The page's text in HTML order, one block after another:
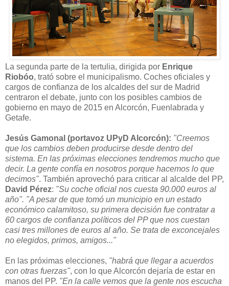
La segunda parte de la tertulia, dirigida por Enrique
Riobóo, trató sobre el municipalismo. Coches oficiales y
cargos de confianza de los alcaldes del sur de Madrid
centraron el debate, junto con los posibles cambios de
gobierno en mayo de 2015 en Alcorcón, Fuenlabrada y
Getafe.
Jesús Gamonal (portavoz UPyD Alcorcón): "Creemos
que los cambios deben producirse desde dentro del
sistema. En las próximas elecciones tendremos mucho que
decir. La gente confía en nosotros porque hacemos lo que
decimos". También aprovechó para criticar al alcalde del PP,
David Pérez: "Su coche oficial nos cuesta 90.000 euros al
año". "A pesar de que tomó un municipio en un estado
económico calamitoso, su primera decisión fue contratar a
60 cargos de confianza políticos del PP que nos cuestan
casi tres millones de euros al año. Se trata de exconcejales
no elegidos, primos, amigos..."
En las próximas elecciones, "habrá que llegar a acuerdos
con otras fuerzas", con lo que Alcorcón dejaría de estar en
manos del PP. "En la calle vemos que la gente nos escucha